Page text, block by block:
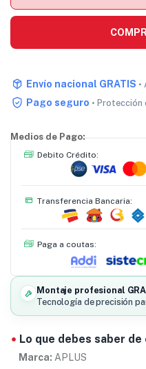
Envío nacional GRATIS •
Pago seguro • Protección
Medios de Pago:
Debito Crédito:
Transferencia Bancaria:
Paga a coutas:
Montaje profesional
Tecnología de precisión
Lo que debes saber
Marca: APLUS